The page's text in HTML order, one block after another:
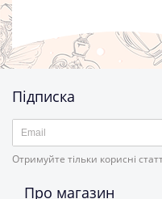
Підписка
Отримуйте тільки корисні
Про магазин